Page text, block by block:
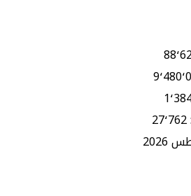
27٬762